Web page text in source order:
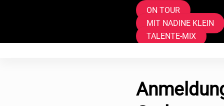
ON TOUR
MIT NADINE KLEIN
TALENTE-MIX